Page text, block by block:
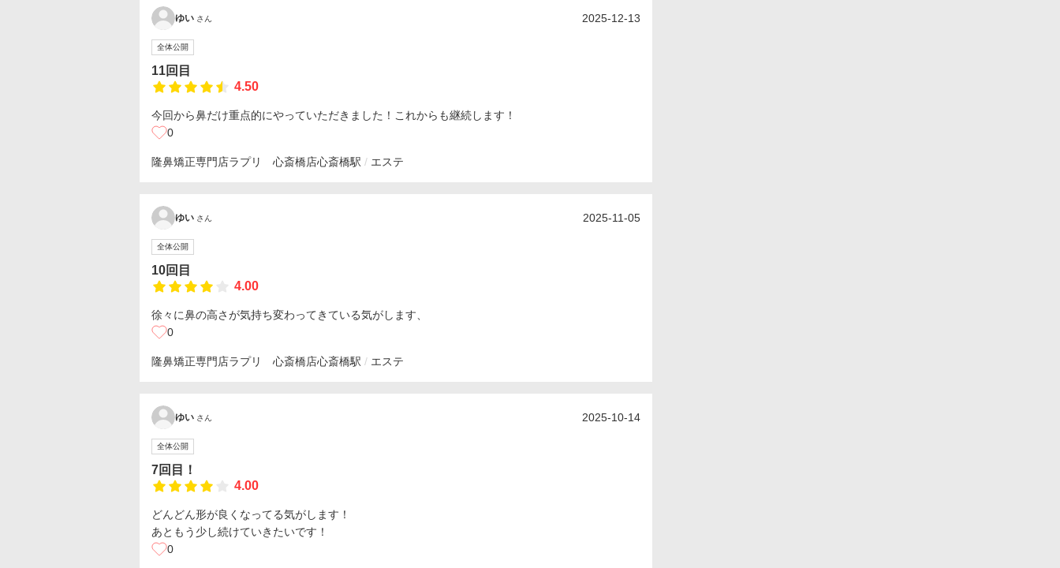
ゆい さん 2025-12-13
全体公開
11回目
4.50
今回から鼻だけ重点的にやっていただきました！これからも継続します！
0
隆鼻矯正専門店ラプリ 心斎橋店心斎橋駅 エステ
ゆい さん 2025-11-05
全体公開
10回目
4.00
徐々に鼻の高さが気持ち変わってきている気がします、
0
隆鼻矯正専門店ラプリ 心斎橋店心斎橋駅 エステ
ゆい さん 2025-10-14
全体公開
7回目！
4.00
どんどん形が良くなってる気がします！
あともう少し続けていきたいです！
0